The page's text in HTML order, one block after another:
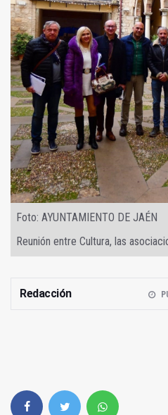
Foto: AYUNTAMIENTO DE JAÉN
Reunión entre Cultura, las
Redacción